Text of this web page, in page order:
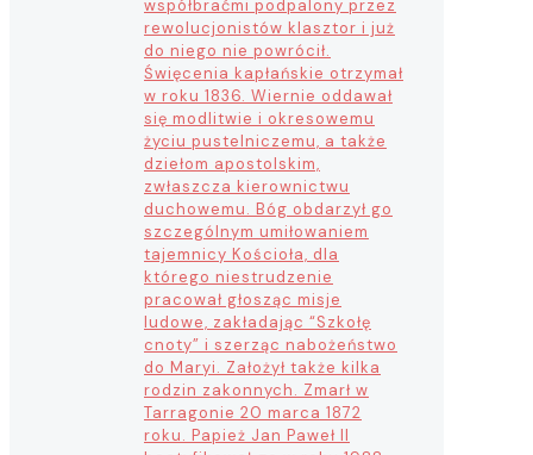
współbraćmi podpalony przez
rewolucjonistów klasztor i już
do niego nie powrócił.
Święcenia kapłańskie otrzymał
w roku 1836. Wiernie oddawał
się modlitwie i okresowemu
życiu pustelniczemu, a także
dziełom apostolskim,
zwłaszcza kierownictwu
duchowemu. Bóg obdarzył go
szczególnym umiłowaniem
tajemnicy Kościoła, dla
którego niestrudzenie
pracował głosząc misje
ludowe, zakładając “Szkołę
cnoty” i szerząc nabożeństwo
do Maryi. Założył także kilka
rodzin zakonnych. Zmarł w
Tarragonie 20 marca 1872
roku. Papież Jan Paweł II